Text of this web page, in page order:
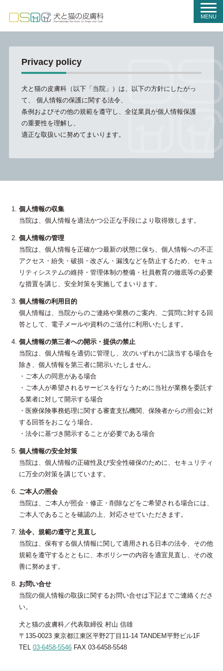
t
o
g
MENU
Privacy policy
犬と猫の皮膚科（以下「当院」）は、以下の方針にしたがっ
て、 個人情報の保護に関する法令、
条例およびその他の規範を遵守し、全従業員が個人情報保護
の重要性を理解し、
適正な取扱いに努めてまいります。
個人情報の収集
当院は、個人情報を適法かつ公正な手段により取得致します。
個人情報の管理
当院は、個人情報を正確かつ最新の状態に保ち、個人情報への不正
アクセス・紛失・破損・改ざん・漏洩などを防止するため、 セキュ
リティシステムの維持・管理体制の整備・社員教育の徹底等の必要
な措置を講じ、安全対策を実施してまいります。
個人情報の利用目的
個人情報は、当院からのご連絡や業務のご案内、ご質問に対する回
答として、電子メールや資料のご送付に利用いたします。
個人情報の第三者への開示・提供の禁止
当院は、個人情報を適切に管理し、次のいずれかに該当する場合を
除き、個人情報を第三者に開示いたしません。
・ご本人の同意がある場合
・ご本人が希望されるサービスを行なうために当社が業務を委託す
る業者に対して開示する場合
・医療保険事務処理に関する審査支払機関、保険者からの照会に対
する回答をおこなう場合。
・法令に基づき開示することが必要である場合
個人情報の安全対策
当院は、個人情報の正確性及び安全性確保のために、セキュリティ
に万全の対策を講じています。
ご本人の照会
当院は、ご本人が照会・修正・削除などをご希望される場合には、
ご本人であることを確認の上、対応させていただきます。
法令、規範の遵守と見直し
当院は、保有する個人情報に関して適用される日本の法令、その他
規範を遵守するとともに、本ポリシーの内容を適宜見直し、その改
善に努めます。
お問い合せ
当院の個人情報の取扱に関するお問い合せは下記までご連絡くださ
い。
犬と猫の皮膚科／代表取締役 村山 信雄
〒135-0023 東京都江東区平野2丁目11-14 TANDEM平野ビル1F
TEL 03-6458-5546FAX 03-6458-5548